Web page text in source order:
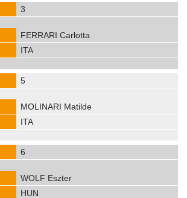
3
FERRARI Carlotta
ITA
5
MOLINARI Matilde
ITA
6
WOLF Eszter
HUN